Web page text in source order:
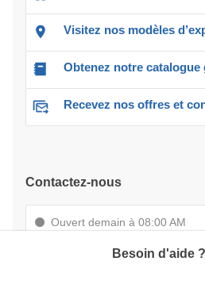
Besoin d'aide ?
Visitez nos modèles
Obtenez notre catalogue
Recevez nos offres et
Contactez-nous
Ouvert demain à 08:00 AM